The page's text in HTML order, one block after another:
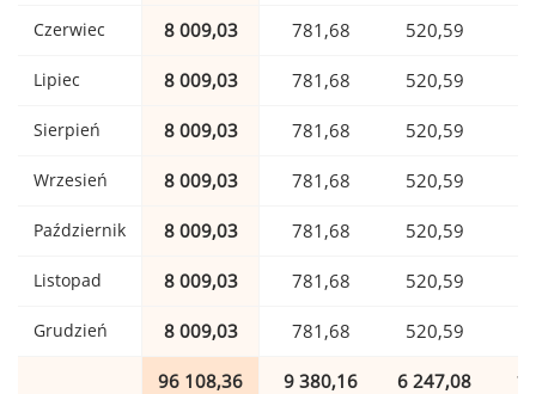
Czerwiec 8 009,03 781,68 520,59
Lipiec 8 009,03 781,68 520,59
Sierpień 8 009,03 781,68 520,59
Wrzesień 8 009,03 781,68 520,59
Październik 8 009,03 781,68 520,59
Listopad 8 009,03 781,68 520,59
Grudzień 8 009,03 781,68 520,59
96 108,36 9 380,16 6 247,08 1